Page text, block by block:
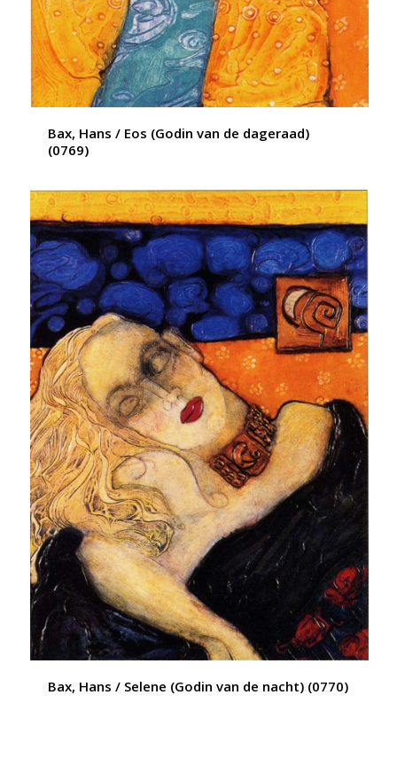
Bax, Hans / Eos (Godin van de dageraad)
(0769)
Bax, Hans / Selene (Godin van de nacht) (0770)